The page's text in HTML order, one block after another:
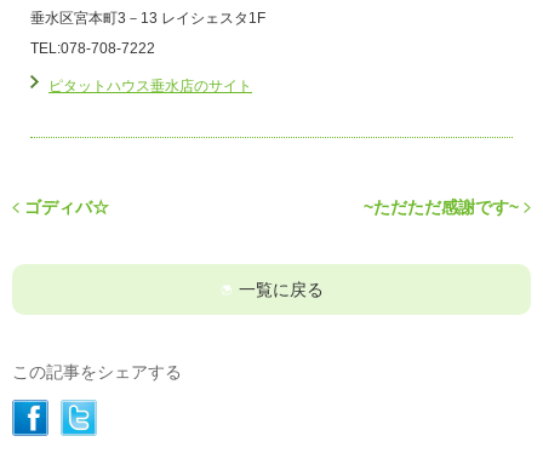
垂水区宮本町3－13 レイシェスタ1F
TEL:078-708-7222
ピタットハウス垂水店のサイト
ゴディバ☆ ~ただただ感謝です~
一覧に戻る
この記事をシェアする